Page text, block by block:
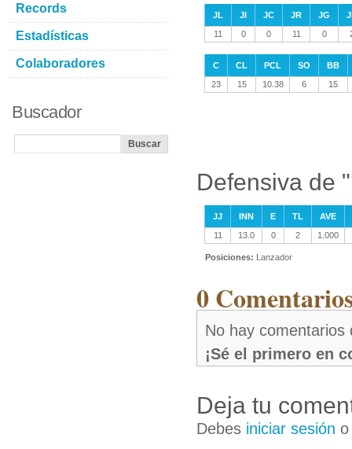
JL JI JC JR JG
11
0 0 11 0
C CL PCL SO
BB
23
15 10.38 6 15
Defensiva de
JJ INN E TL
AVE
11
13.0 0 2 1.000
Posiciones: Lanzador
0
No hay comentarios
¡Sé el primero en
Deja tu
Debes iniciar sesión
Records
Estadísticas
Colaboradores
Buscador